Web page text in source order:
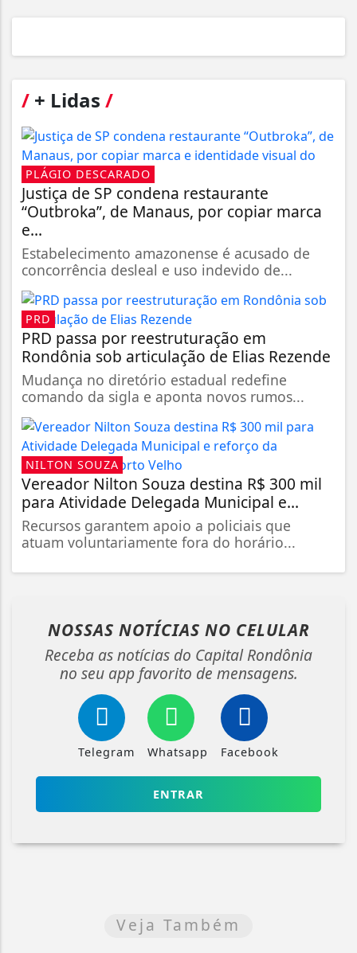
/ + Lidas /
PLÁGIO DESCARADO
Justiça de SP condena restaurante
“Outbroka”, de Manaus, por copiar marca
e...
Estabelecimento amazonense é acusado de
concorrência desleal e uso indevido de...
PRD
PRD passa por reestruturação em
Rondônia sob articulação de Elias Rezende
Mudança no diretório estadual redefine
comando da sigla e aponta novos rumos...
NILTON SOUZA
Vereador Nilton Souza destina R$ 300 mil
para Atividade Delegada Municipal e...
Recursos garantem apoio a policiais que
atuam voluntariamente fora do horário...
NOSSAS NOTÍCIAS NO CELULAR
Receba as notícias do Capital Rondônia
no seu app favorito de mensagens.
Telegram Whatsapp Facebook
ENTRAR
Veja Também